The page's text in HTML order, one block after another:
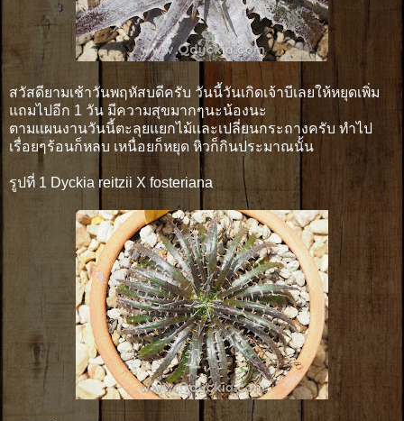
สวัสดียามเช้าวันพฤหัสบดีครับ วันนี้วันเกิดเจ้าบีเลยให้หยุดเพิ่ม
แถมไปอีก 1 วัน มีความสุขมากๆนะน้องนะ
ตามเเผนงานวันนี้ตะลุยแยกไม้เเละเปลี่ยนกระถางครับ ทำไป
เรื่อยๆร้อนก็หลบ เหนื่อยก็หยุด หิวก็กินประมาณนั้น
รูปที่ 1 Dyckia reitzii X fosteriana